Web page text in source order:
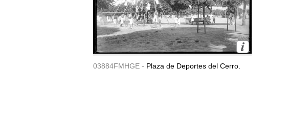
03884FMHGE - Plaza de Deportes del Cerro.